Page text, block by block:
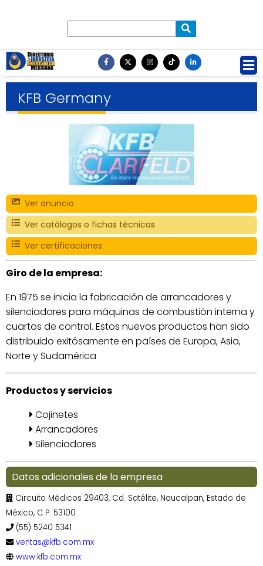
KFB Germany
Ver anuncio
Ver catálogos o fichas técnicas
Ver certificaciones
Giro de la empresa:
En 1975 se inicia la fabricación de arrancadores y
silenciadores para máquinas de combustión interna y
cuartos de control. Estos nuevos productos han sido
distribuido exitósamente en países de Europa, Asia,
Norte y Sudamérica
Productos y servicios
Cojinetes
Arrancadores
Silenciadores
Datos adicionales de la empresa
Circuito Médicos 29403, Cd. Satélite, Naucalpan, Estado de
México, C.P. 53100
(55) 5240 5341
ventas@kfb.com.mx
www.kfb.com.mx